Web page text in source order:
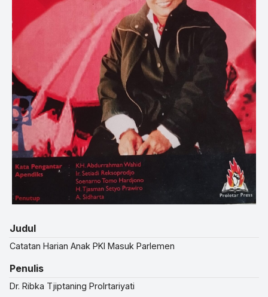
Judul
Catatan Harian Anak PKI Masuk Parlemen
Penulis
Dr. Ribka Tjiptaning Prolrtariyati